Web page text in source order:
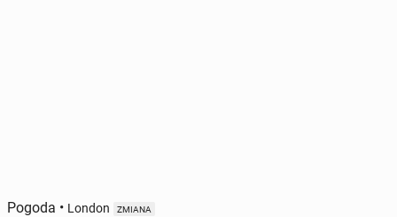
Pogoda • London ZMIANA